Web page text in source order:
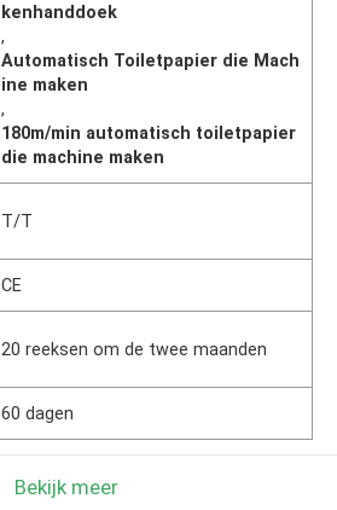
kenhanddoek
,
Automatisch Toiletpapier die Mach
ine maken
,
180m/min automatisch toiletpapier
die machine maken
T/T
CE
20 reeksen om de twee maanden
60 dagen
Bekijk meer